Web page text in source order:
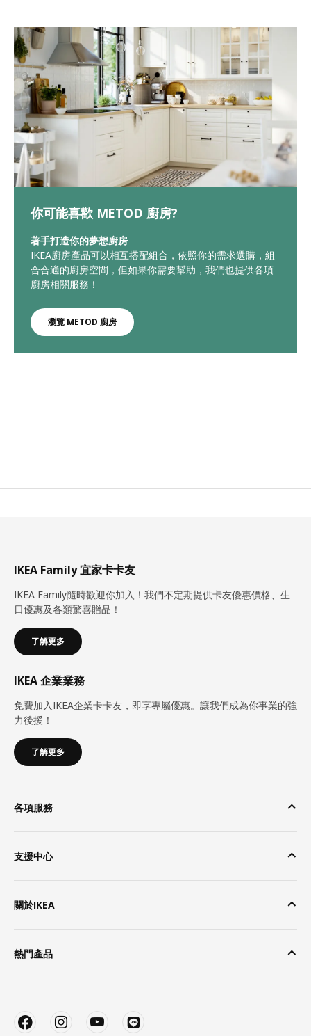
你可能喜歡 METOD 廚房?
著手打造你的夢想廚房
IKEA廚房產品可以相互搭配組合，依照你的需求選購，組
合合適的廚房空間，但如果你需要幫助，我們也提供各項
廚房相關服務！
瀏覽 METOD 廚房
IKEA Family 宜家卡卡友
IKEA Family隨時歡迎你加入！我們不定期提供卡友優惠價格、生
日優惠及各類驚喜贈品！
了解更多
IKEA 企業業務
免費加入IKEA企業卡卡友，即享專屬優惠。讓我們成為你事業的強
力後援！
了解更多
各項服務
支援中心
關於IKEA
熱門產品